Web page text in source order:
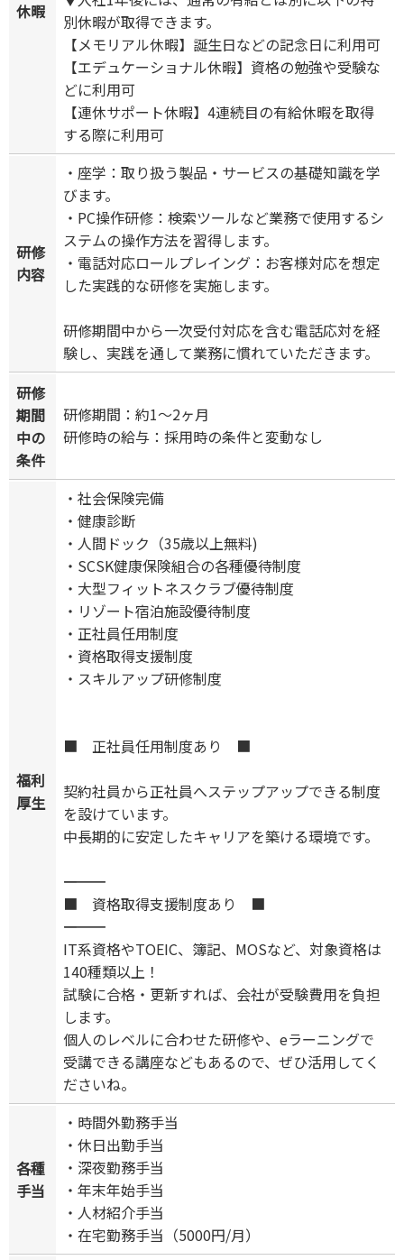
休暇
別休暇が取得できます。
【メモリアル休暇】誕生日などの記念日に利用可
【エデュケーショナル休暇】資格の勉強や受験な
どに利用可
【連休サポート休暇】4連続目の有給休暇を取得
する際に利用可
研修
内容
・座学：取り扱う製品・サービスの基礎知識を学
びます。
・PC操作研修：検索ツールなど業務で使用するシ
ステムの操作方法を習得します。
・電話対応ロールプレイング：お客様対応を想定
した実践的な研修を実施します。
研修期間中から一次受付対応を含む電話応対を経
験し、実践を通して業務に慣れていただきます。
研修
期間
中の
条件
研修期間：約1～2ヶ月
研修時の給与：採用時の条件と変動なし
福利
厚生
・社会保険完備
・健康診断
・人間ドック（35歳以上無料)
・SCSK健康保険組合の各種優待制度
・大型フィットネスクラブ優待制度
・リゾート宿泊施設優待制度
・正社員任用制度
・資格取得支援制度
・スキルアップ研修制度
■ 正社員任用制度あり ■
契約社員から正社員へステップアップできる制度
を設けています。
中長期的に安定したキャリアを築ける環境です。
―――――――――――――
■ 資格取得支援制度あり ■
―――――――――――――
IT系資格やTOEIC、簿記、MOSなど、対象資格は
140種類以上！
試験に合格・更新すれば、会社が受験費用を負担
します。
個人のレベルに合わせた研修や、eラーニングで
受講できる講座などもあるので、ぜひ活用してく
ださいね。
各種
手当
・時間外勤務手当
・休日出勤手当
・深夜勤務手当
・年末年始手当
・人材紹介手当
・在宅勤務手当（5000円/月）